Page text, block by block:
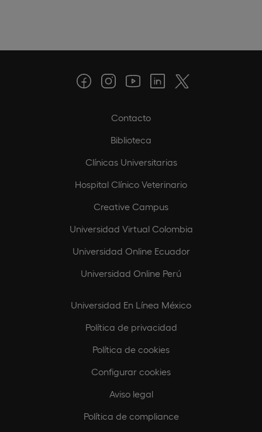
Contacto
Biblioteca
Clínicas Universitarias
Hospital Clínico Veterinario
Creative Campus
Universidad Virtual Colombia
Universidad Online Ecuador
Universidad Online Perú
Universidad En Línea México
Política de privacidad
Política de cookies
Configurar cookies
Aviso legal
Política de compliance